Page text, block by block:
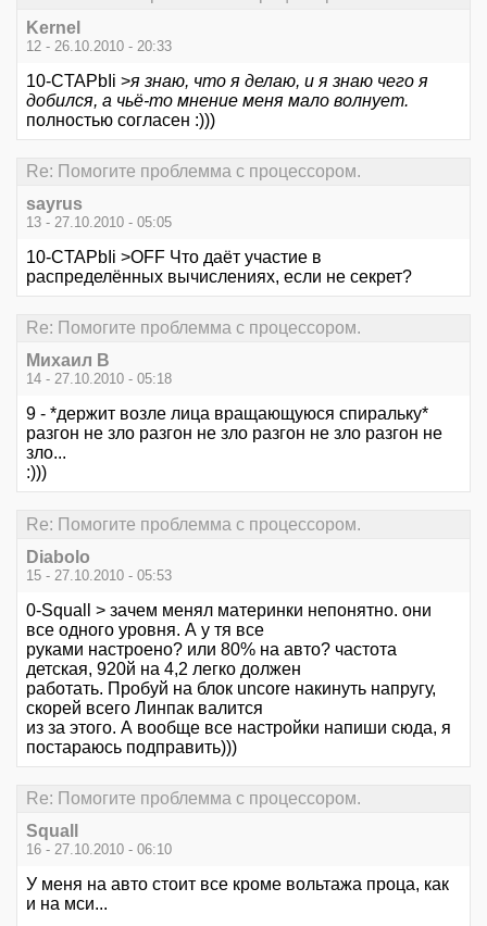
Kernel
12 - 26.10.2010 - 20:33
10-CTAPbIi >я знаю, что я делаю, и я знаю чего я
добился, а чьё-то мнение меня мало волнует.
полностью согласен :)))
Re: Помогите проблемма с процессором.
sayrus
13 - 27.10.2010 - 05:05
10-CTAPbIi >OFF Что даёт участие в
распределённых вычислениях, если не секрет?
Re: Помогите проблемма с процессором.
Михаил В
14 - 27.10.2010 - 05:18
9 - *держит возле лица вращающуюся спиральку*
разгон не зло разгон не зло разгон не зло разгон не
зло...
:)))
Re: Помогите проблемма с процессором.
Diabolo
15 - 27.10.2010 - 05:53
0-Squall > зачем менял материнки непонятно. они
все одного уровня. А у тя все
руками настроено? или 80% на авто? частота
детская, 920й на 4,2 легко должен
работать. Пробуй на блок uncore накинуть напругу,
скорей всего Линпак валится
из за этого. А вообще все настройки напиши сюда, я
постараюсь подправить)))
Re: Помогите проблемма с процессором.
Squall
16 - 27.10.2010 - 06:10
У меня на авто стоит все кроме вольтажа проца, как
и на мси...